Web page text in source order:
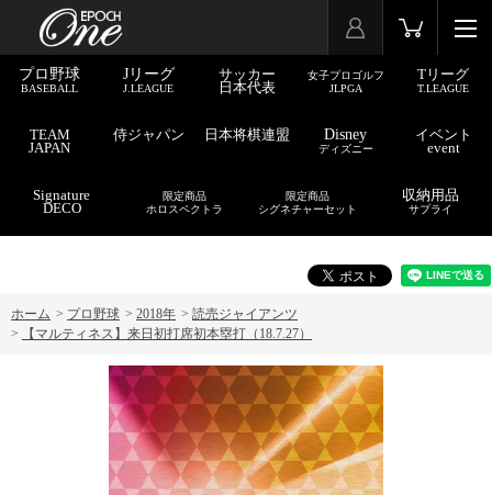
プロ野球
BASEBALL
Jリーグ
J.LEAGUE
サッカー
日本代表
女子プロゴルフ
JLPGA
Tリーグ
T.LEAGUE
TEAM
JAPAN
侍ジャパン 日本将棋連盟 Disney
ディズニー
イベント
event
Signature
DECO
限定商品
ホロスペクトラ
限定商品
シグネチャーセット
収納用品
サプライ
ホーム > プロ野球 > 2018年 > 読売ジャイアンツ
>
【マルティネス】来日初打席初本塁打（18.7.27）